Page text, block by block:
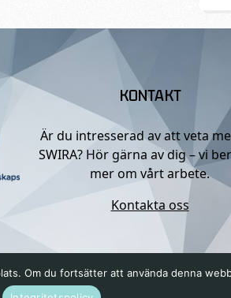
KONTAKT
Är du intresserad av att veta
SWIRA? Hör gärna av dig – vi
mer om vårt arbete.
Kontakta oss
Om du fortsätter att använda denna